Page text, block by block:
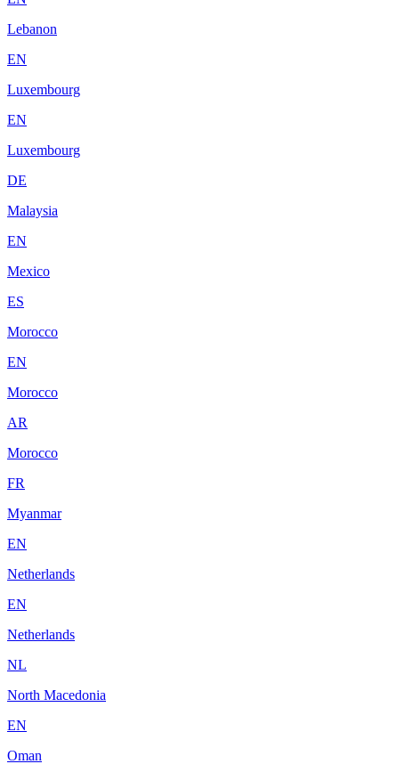
Lebanon
EN
Luxembourg
EN
Luxembourg
DE
Malaysia
EN
Mexico
ES
Morocco
EN
Morocco
AR
Morocco
FR
Myanmar
EN
Netherlands
EN
Netherlands
NL
North Macedonia
EN
Oman